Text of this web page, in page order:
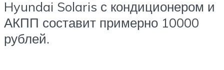
Hyundai Solaris с кондиционером и
АКПП составит примерно 10000
рублей.